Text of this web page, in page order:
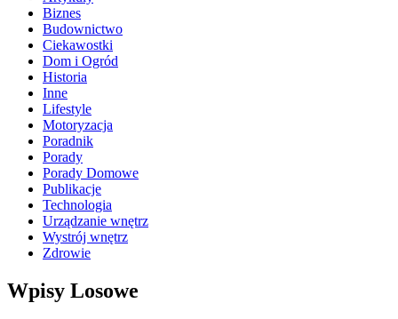
Biznes
Budownictwo
Ciekawostki
Dom i Ogród
Historia
Inne
Lifestyle
Motoryzacja
Poradnik
Porady
Porady Domowe
Publikacje
Technologia
Urządzanie wnętrz
Wystrój wnętrz
Zdrowie
Wpisy Losowe